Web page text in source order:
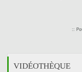
::
VIDÉOTHÈQUE